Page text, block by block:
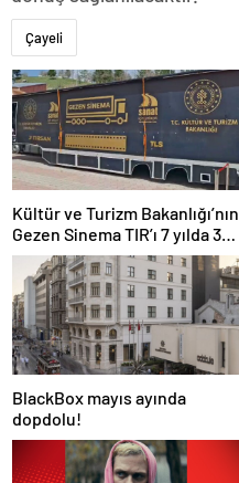
Çayeli
Kültür ve Turizm Bakanlığı’nın
Gezen Sinema TIR’ı 7 yılda 358
ilçeye ulaştı
BlackBox mayıs ayında
dopdolu!